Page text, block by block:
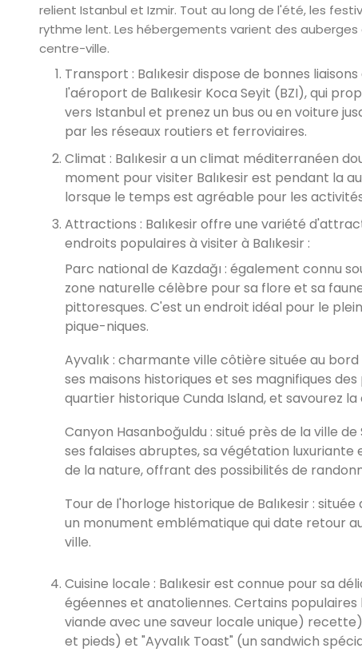
relient Istanbul et Izmir. Tout au long de l'été, les
rythme lent. Les hébergements varient des
centre-ville.
Transport : Balıkesir dispose de bonnes
l'aéroport de Balıkesir Koca Seyit (BZI), qui
vers Istanbul et prenez un bus ou en voiture
par les réseaux routiers et ferroviaires.
Climat : Balıkesir a un climat méditerranéen
moment pour visiter Balıkesir est pendant la
lorsque le temps est agréable pour les
Attractions : Balıkesir offre une variété
endroits populaires à visiter à Balıkesir :
Parc national de Kazdağı : également connu
zone naturelle célèbre pour sa flore et sa
pittoresques. C'est un endroit idéal pour le
pique-niques.
Ayvalık : charmante ville côtière située au
ses maisons historiques et ses magnifiques
quartier historique Cunda Island, et savourez
Canyon Hasanboğuldu : situé près de la ville
ses falaises abruptes, sa végétation
de la nature, offrant des possibilités de
Tour de l'horloge historique de Balıkesir :
un monument emblématique qui date retour
ville.
Cuisine locale : Balıkesir est connue pour sa
égéennes et anatoliennes. Certains
viande avec une saveur locale unique)
et pieds) et "Ayvalık Toast" (un sandwich